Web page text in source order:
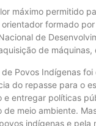
máximo permitido
formado
de
de
Povos Indígenas
do repasse para o
entregar políticas
meio ambiente.
indígenas e pela